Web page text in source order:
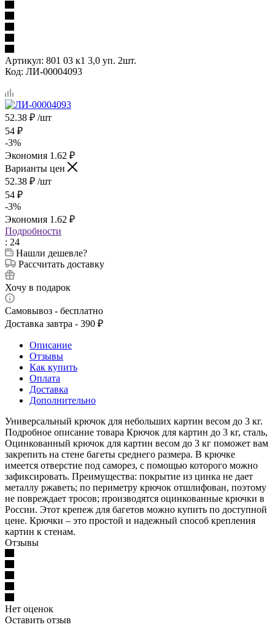
Артикул: 801 03 к1 3,0 уп. 2шт.
Код: ЛИ-00004093
52.38 ₽ /шт
54 ₽
-3%
Экономия 1.62 ₽
Варианты цен
52.38 ₽ /шт
54 ₽
-3%
Экономия 1.62 ₽
Подробности
: 24
Нашли дешевле?
Рассчитать доставку
Хочу в подарок
Самовывоз - бесплатно
Доставка завтра - 390 ₽
Описание
Отзывы
Как купить
Оплата
Доставка
Дополнительно
Универсальный крючок для небольших картин весом до 3 кг.
Подробное описание товара Крючок для картин до 3 кг, cталь,
Оцинкованный крючок для картин весом до 3 кг поможет вам
закрепить на стене багеты среднего размера. В крючке
имеется отверстие под саморез, с помощью которого можно
зафиксировать. Преимущества: покрытие из цинка не дает
металлу ржаветь; по периметру крючок отшлифован, поэтому
не повреждает тросов; производятся оцинкованные крючки в
России. Этот крепеж для багетов можно купить по доступной
цене. Крючки – это простой и надежный способ крепления
картин к стенам.
Отзывы
Нет оценок
Оставить отзыв